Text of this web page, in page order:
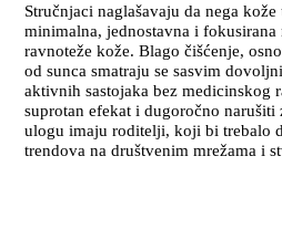
Stručnjaci naglašavaju da nega
minimalna, jednostavna i fokusirana
ravnoteže kože. Blago čišćenje,
od sunca smatraju se sasvim
aktivnih sastojaka bez medicinskog
suprotan efekat i dugoročno
ulogu imaju roditelji, koji bi trebalo
trendova na društvenim mrežama i